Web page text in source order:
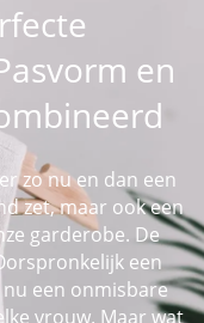
en
zo nu en dan een
zet, maar ook een
garderobe. De
een
een onmisbare
vrouw. Maar wat